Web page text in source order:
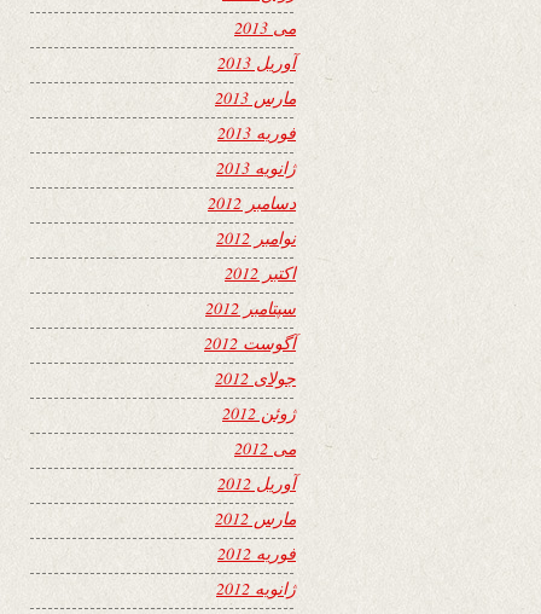
می 2013
آوریل 2013
مارس 2013
فوریه 2013
ژانویه 2013
دسامبر 2012
نوامبر 2012
اکتبر 2012
سپتامبر 2012
آگوست 2012
جولای 2012
ژوئن 2012
می 2012
آوریل 2012
مارس 2012
فوریه 2012
ژانویه 2012